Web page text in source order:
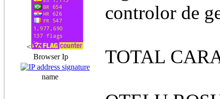
<
Browser Ip
name
controlor de
TOTAL